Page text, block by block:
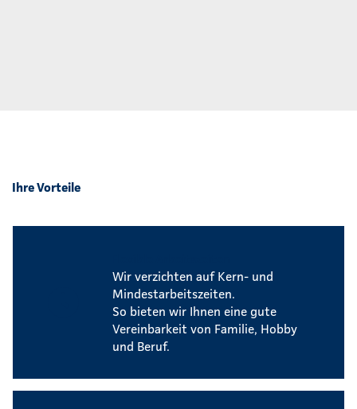
Ihre Vorteile
Wir verzichten auf Kern- und
Mindestarbeitszeiten.
So bieten wir Ihnen eine gute
Vereinbarkeit von Familie, Hobby
und Beruf.